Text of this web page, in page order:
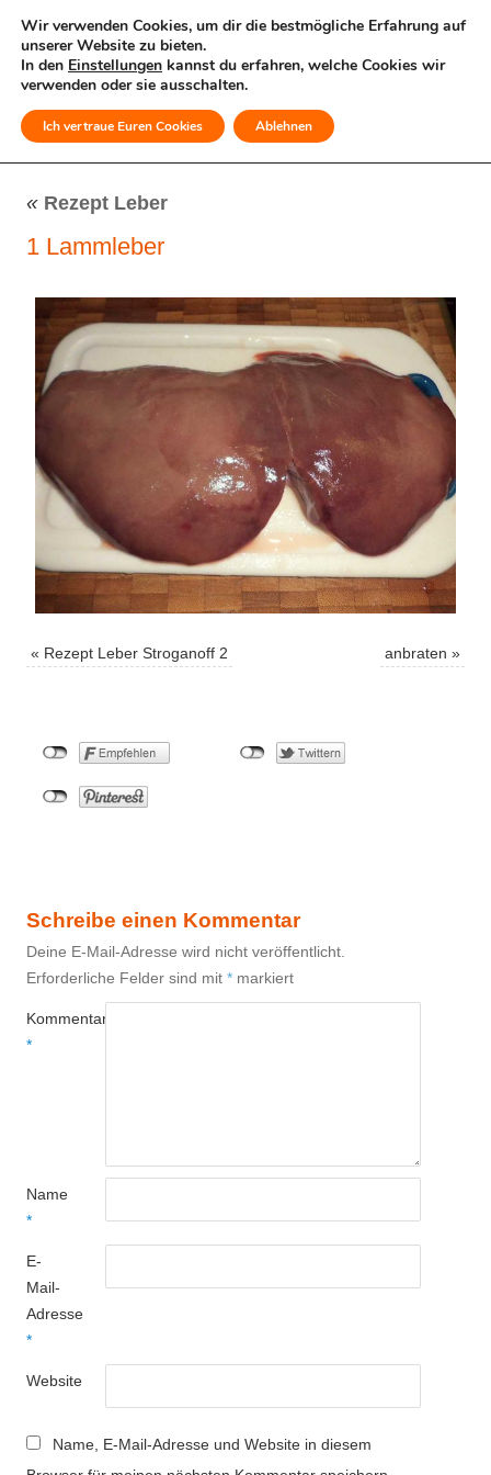
MENÜ
« Rezept Leber
1 Lammleber
« Rezept Leber Stroganoff 2 anbraten »
Schreibe einen Kommentar
Deine E-Mail-Adresse wird nicht veröffentlicht.
Erforderliche Felder sind mit * markiert
Kommentar
*
Name
*
E-
Mail-
Adresse
*
Website
Name, E-Mail-Adresse und Website in diesem
Wir verwenden Cookies, um dir die bestmögliche Erfahrung auf
unserer Website zu bieten.
In den Einstellungen kannst du erfahren, welche Cookies wir
verwenden oder sie ausschalten.
Ich vertraue Euren Cookies Ablehnen